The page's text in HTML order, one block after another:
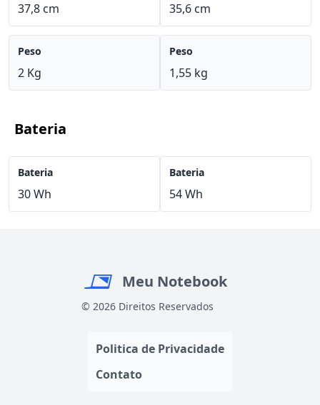
37,8 cm
Peso
2 Kg
35,6 cm
Peso
1,55 kg
Bateria
Bateria
30 Wh
Bateria
54 Wh
Meu Notebook
© 2026 Direitos Reservados
Politica de Privacidade
Contato